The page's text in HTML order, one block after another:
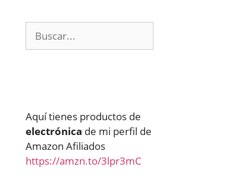
Aquí tienes productos de
electrónica de mi perfil de
Amazon Afiliados
https://amzn.to/3lpr3mC